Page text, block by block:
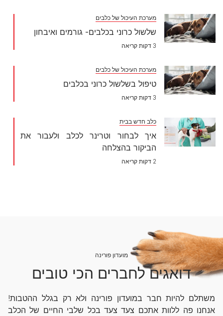
מערכת העיכול של כלבים
שלשול כרוני בכלבים- גורמים ואיבחון
3 דקות קריאה
מערכת העיכול של כלבים
טיפול בשלשול כרוני בכלבים
3 דקות קריאה
כלב חדש בבית
איך לבחור וטרינר לכלב ולעבור את
הביקור בהצלחה
2 דקות קריאה
מועדון פורינה
דואגים לחברים הכי טובים
משתלם להיות חבר במועדון פורינה ולא רק בגלל ההטבות!
אנחנו פה ללוות אתכם צעד צעד בכל שלבי החיים של הכלב